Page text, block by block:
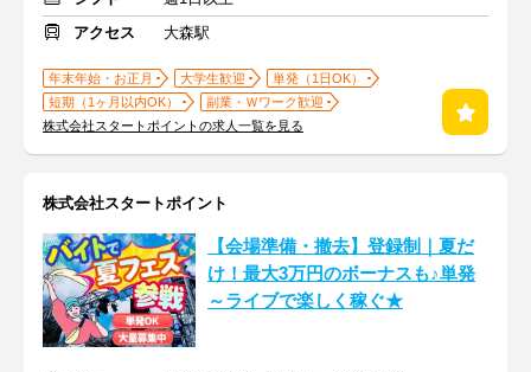
アクセス
大森駅
年末年始・お正月 大学生歓迎
単発（1日OK）
短期（1ヶ月以内OK）
副業・Ｗワーク歓迎
株式会社スタートポイントの求人一覧を見る
株式会社スタートポイント
【会場準備・撤去】登録制｜夏だ
け！最大3万円のボーナスも♪単発
～ライブで楽しく稼ぐ★